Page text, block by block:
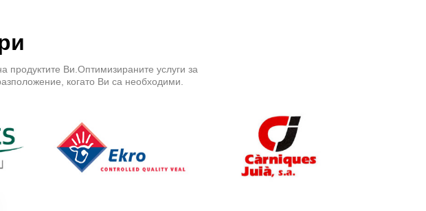
продуктите Ви.Оптимизираните услуги за
когато Ви са необходими.